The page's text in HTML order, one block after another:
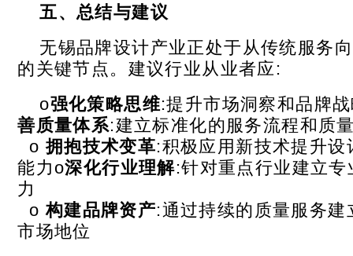
五、总结与建议
无锡品牌设计产业正处于从传统服务
的关键节点。建议行业从业者应:
o强化策略思维:提升市场洞察和品牌
善质量体系:建立标准化的服务流程和质
o 拥抱技术变革:积极应用新技术提升设
能力o深化行业理解:针对重点行业建立
力
o构建品牌资产:通过持续的质量服务建
市场地位